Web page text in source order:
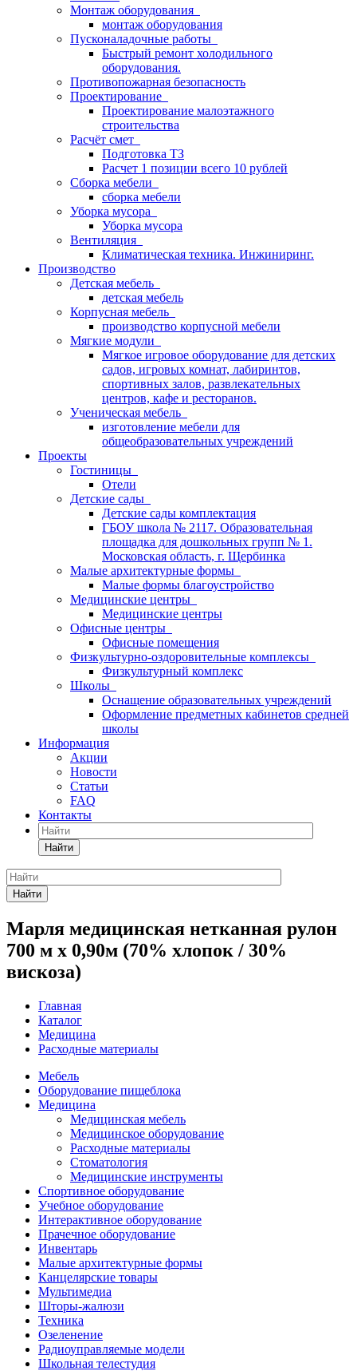
Монтаж оборудования
монтаж оборудования
Пусконаладочные работы
Быстрый ремонт холодильного
оборудования.
Противопожарная безопасность
Проектирование
Проектирование малоэтажного
строительства
Расчёт смет
Подготовка ТЗ
Расчет 1 позиции всего 10 рублей
Сборка мебели
сборка мебели
Уборка мусора
Уборка мусора
Вентиляция
Климатическая техника. Инжиниринг.
Производство
Детская мебель
детская мебель
Корпусная мебель
производство корпусной мебели
Мягкие модули
Мягкое игровое оборудование для детских
садов, игровых комнат, лабиринтов,
спортивных залов, развлекательных
центров, кафе и ресторанов.
Ученическая мебель
изготовление мебели для
общеобразовательных учреждений
Проекты
Гостиницы
Отели
Детские сады
Детские сады комплектация
ГБОУ школа № 2117. Образовательная
площадка для дошкольных групп № 1.
Московская область, г. Щербинка
Малые архитектурные формы
Малые формы благоустройство
Медицинские центры
Медицинские центры
Офисные центры
Офисные помещения
Физкультурно-оздоровительные комплексы
Физкультурный комплекс
Школы
Оснащение образовательных учреждений
Оформление предметных кабинетов средней
школы
Информация
Акции
Новости
Статьи
FAQ
Контакты
Найти
Найти
Марля медицинская нетканная рулон
700 м х 0,90м (70% хлопок / 30%
вискоза)
Главная
Каталог
Медицина
Расходные материалы
Мебель
Оборудование пищеблока
Медицина
Медицинская мебель
Медицинское оборудование
Расходные материалы
Стоматология
Медицинские инструменты
Спортивное оборудование
Учебное оборудование
Интерактивное оборудование
Прачечное оборудование
Инвентарь
Малые архитектурные формы
Канцелярские товары
Мультимедиа
Шторы-жалюзи
Техника
Озеленение
Радиоуправляемые модели
Школьная телестудия